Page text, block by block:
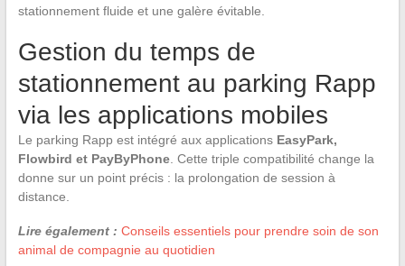
stationnement fluide et une galère évitable.
Gestion du temps de
stationnement au parking Rapp
via les applications mobiles
Le parking Rapp est intégré aux applications EasyPark,
Flowbird et PayByPhone. Cette triple compatibilité change la
donne sur un point précis : la prolongation de session à
distance.
Lire également : Conseils essentiels pour prendre soin de son
animal de compagnie au quotidien